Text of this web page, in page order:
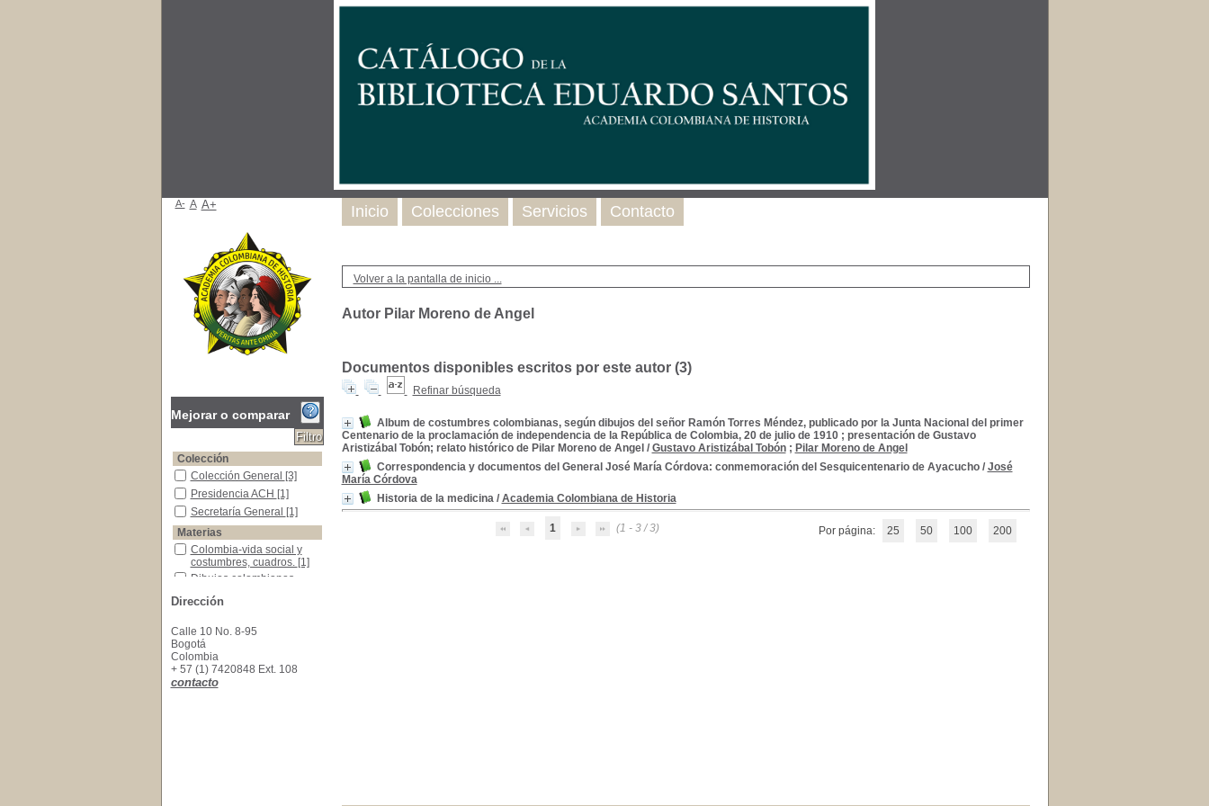
Volver a la pantalla de inicio ...
Autor Pilar Moreno de Angel
Documentos disponibles escritos por este autor (3)
Refinar búsqueda
Album de costumbres colombianas, según dibujos del señor Ramón Torres Méndez, publicado por la Junta Nacional del primer
Centenario de la proclamación de independencia de la República de Colombia, 20 de julio de 1910 ; presentación de Gustavo
Aristizábal Tobón; relato histórico de Pilar Moreno de Angel / Gustavo Aristizábal Tobón; Pilar Moreno de Angel
Correspondencia y documentos del General José María Córdova: conmemoración del Sesquicentenario de Ayacucho/ José
María Córdova
Historia de la medicina/ Academia Colombiana de Historia
1 (1 - 3 / 3) Por página: 25 50 100 200
Inicio Colecciones Servicios Contacto
A- A A+
Mejorar o comparar
Colección
Colección General
Colección General [3]
Presidencia ACH
Presidencia ACH [1]
Secretaría General
Secretaría General [1]
Materias
Colombia-vida social y costumbres, cuadros.
Colombia-vida social y
costumbres, cuadros. [1]
Dibujos colombianos-siglo XIX
Dibujos colombianos-
Medicina -Historia -Colombia
Medicina -Historia -
Dirección
Calle 10 No. 8-95
Bogotá
Colombia
+ 57 (1) 7420848 Ext. 108
contacto